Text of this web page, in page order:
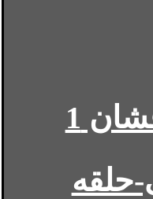
سیم افشان 1